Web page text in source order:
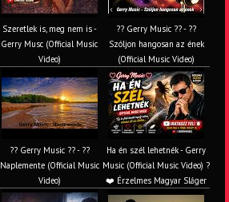
Szeretlek is, meg nem is -
Gerry Musc (Official Music
Video)
?? Gerry Music ?? - ??
Szóljon hangosan az ének
(Official Music Video)
?? Gerry Music ?? - ??
Naplemente (Official Music
Video)
Ha én szél lehetnék - Gerry
Music (Official Music Video) ?️
❤️ Érzelmes Magyar Sláger